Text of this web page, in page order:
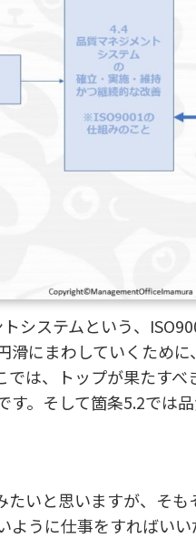
システムという、
滑にまわしていくため
では、トップが果たす
す。そして箇条5.2では
たいと思いますが、そ
ように仕事をすればい